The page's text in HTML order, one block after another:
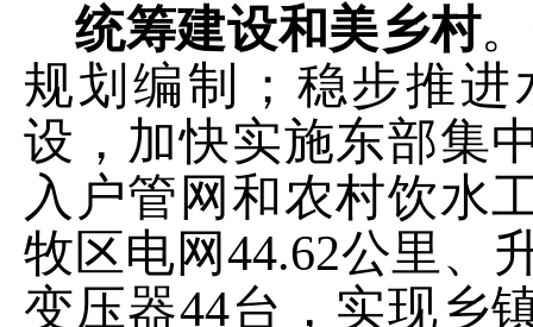
统筹建设和美乡村。
规划编制； 稳步推进
设 ，加快实施东部集
入户管网和农村饮水
牧区电网44.62公里 、
变压器44台 ，实现乡